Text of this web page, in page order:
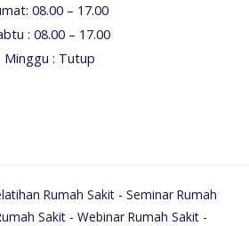
08.00 – 17.00
: 08.00 – 17.00
Minggu : Tutup
Rumah Sakit - Seminar Rumah
Sakit - Webinar Rumah Sakit -